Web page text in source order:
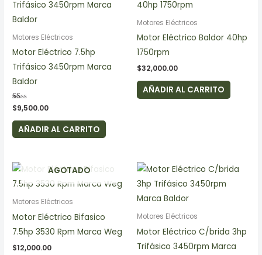
Motores Eléctricos
Motor Eléctrico 7.5hp
Trifásico 3450rpm Marca
Baldor
Valorado
en
1.00
$9,500.00
AÑADIR AL CARRITO
Motores Eléctricos
Motor Eléctrico Baldor 40hp
1750rpm
$32,000.00
AÑADIR AL CARRITO
AGOTADO
Motores Eléctricos
Motor Eléctrico Bifasico
7.5hp 3530 Rpm Marca Weg
$12,000.00
Motores Eléctricos
Motor Eléctrico C/brida 3hp
Trifásico 3450rpm Marca